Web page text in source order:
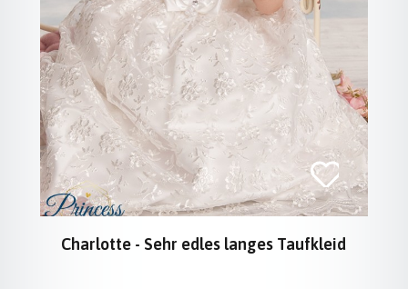
Charlotte - Sehr edles langes Taufkleid